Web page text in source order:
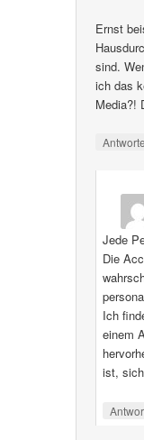
Ernst
sind.
ich das
Media?!
Jede
Die
Ich
einem
ist,